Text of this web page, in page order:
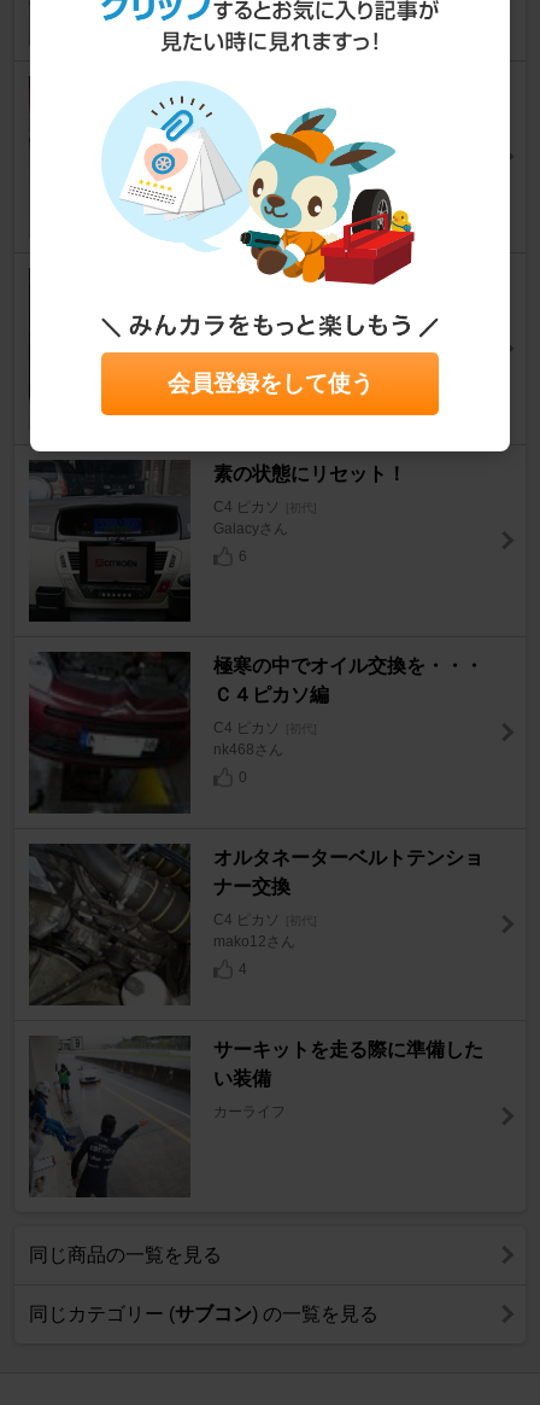
4
PIRELLI POWERGY 215/55R1
C4 ピカソ [初代]
Fuji@picaさん
14
自作 バックカメラカバー
C4 ピカソ [初代]
POKOPAPAさん
素の状態にリセット！
C4 ピカソ [初代]
Galacyさん
6
極寒の中でオイル交換を・・・
Ｃ４ピカソ編
C4 ピカソ [初代]
nk468さん
0
オルタネーターベルトテンショ
ナー交換
C4 ピカソ [初代]
mako12さん
4
サーキットを走る際に準備した
い装備
カーライフ
同じ商品の一覧を見る
同じカテゴリー (サブコン) の一覧を見る
会員登録をして使う